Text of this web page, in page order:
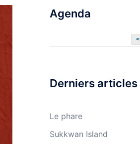
Agenda
<
Derniers articles
Le phare
Sukkwan Island